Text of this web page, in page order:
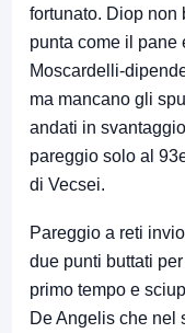
fortunato. Diop non
punta come il pane
Moscardelli-
ma mancano gli
andati in
pareggio solo al
di Vecsei.
Pareggio a reti
due punti buttati
primo tempo e
De Angelis che nel